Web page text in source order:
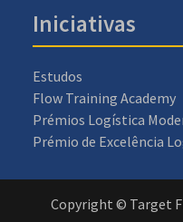
Iniciativas
Estudos
Flow Training Academy
Prémios Logística
Prémio de Excelência
Copyright © Target